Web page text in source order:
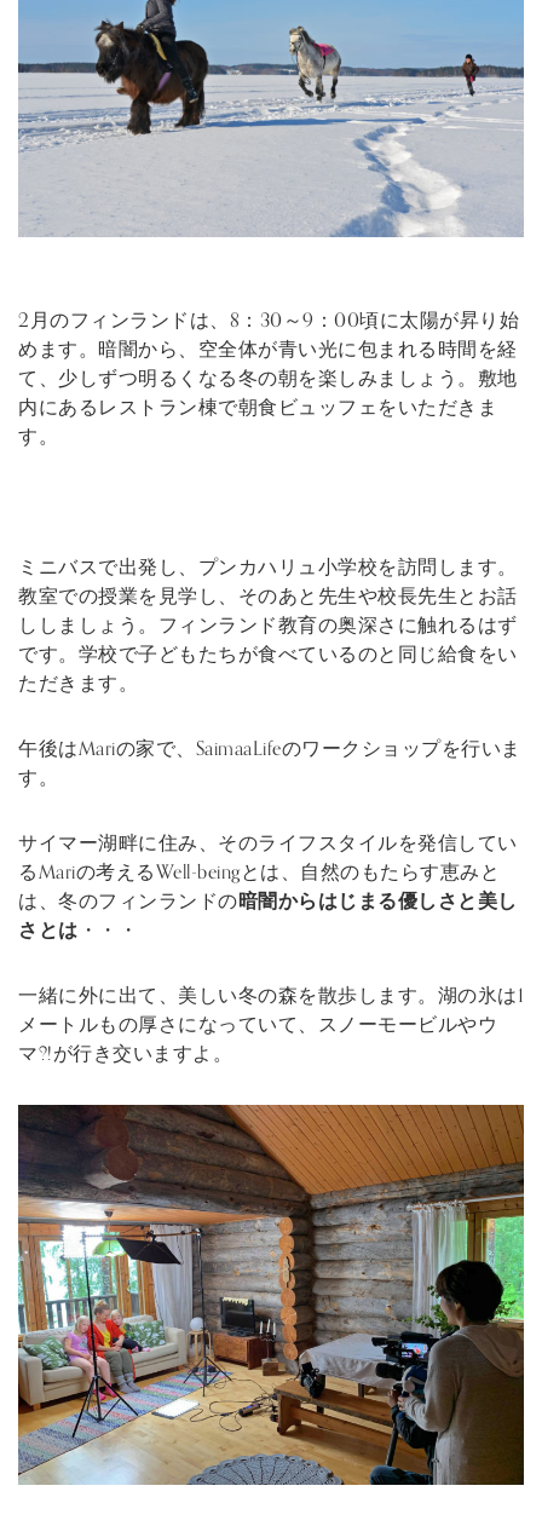
2月のフィンランドは、8：30～9：00頃に太陽が昇り始
めます。暗闇から、空全体が青い光に包まれる時間を経
て、少しずつ明るくなる冬の朝を楽しみましょう。敷地
内にあるレストラン棟で朝食ビュッフェをいただきま
す。
ミニバスで出発し、プンカハリュ小学校を訪問します。
教室での授業を見学し、そのあと先生や校長先生とお話
ししましょう。フィンランド教育の奥深さに触れるはず
です。学校で子どもたちが食べているのと同じ給食をい
ただきます。
午後はMariの家で、SaimaaLifeのワークショップを行いま
す。
サイマー湖畔に住み、そのライフスタイルを発信してい
るMariの考えるWell-beingとは、自然のもたらす恵みと
は、冬のフィンランドの暗闇からはじまる優しさと美し
さとは ・・・
一緒に外に出て、美しい冬の森を散歩します。湖の氷は1
メートルもの厚さになっていて、スノーモービルやウ
マ?!が行き交いますよ。